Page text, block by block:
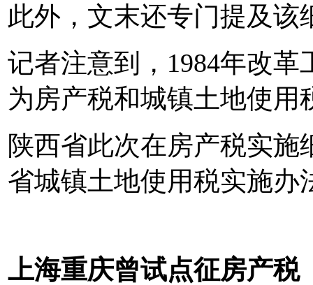
此外，文末还专门提及该
记者注意到，1984年改
为房产税和城镇土地使用
陕西省此次在房产税实
省城镇土地使用税实施办
上海重庆曾试点征房产税